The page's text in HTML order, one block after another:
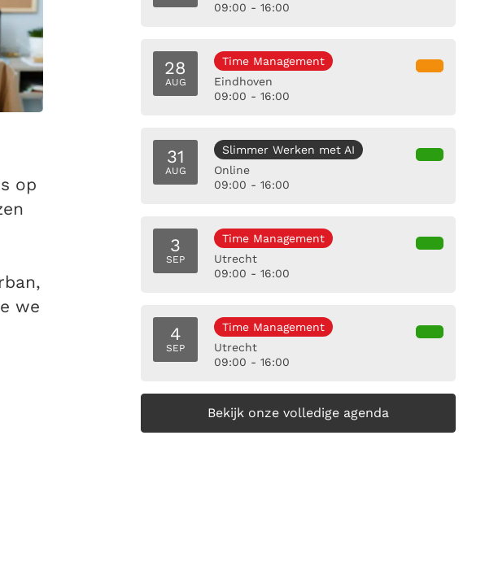
op
we
09:00 - 16:00
28
AUG
Time Management
Eindhoven
09:00 - 16:00
31
AUG
Slimmer Werken met AI
Online
09:00 - 16:00
3
SEP
Time Management
Utrecht
09:00 - 16:00
4
SEP
Time Management
Utrecht
09:00 - 16:00
Bekijk onze volledige agenda